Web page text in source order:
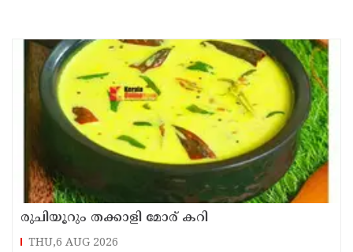
രുചിയൂറും തക്കാളി മോര് കറി
THU,6 AUG 2026